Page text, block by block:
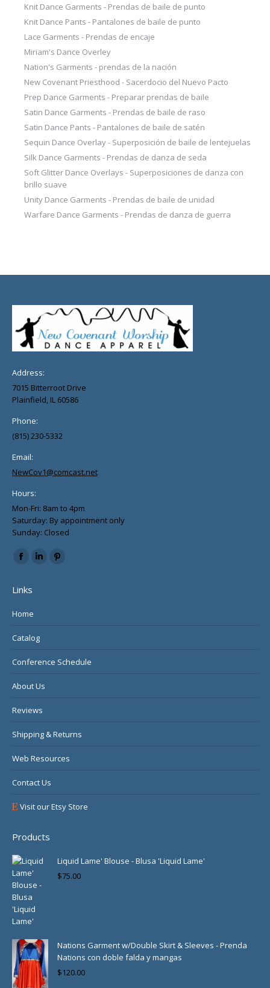
Knit Dance Garments - Prendas de baile de punto
Knit Dance Pants - Pantalones de baile de punto
Lace Garments - Prendas de encaje
Miriam's Dance Overley
Nation's Garments - prendas de la nación
New Covenant Priesthood - Sacerdocio del Nuevo Pacto
Prep Dance Garments - Preparar prendas de baile
Satin Dance Garments - Prendas de baile de raso
Satin Dance Pants - Pantalones de baile de satén
Sequin Dance Overlay - Superposición de baile de lentejuelas
Silk Dance Garments - Prendas de danza de seda
Soft Glitter Dance Overlays - Superposiciones de danza con
brillo suave
Unity Dance Garments - Prendas de baile de unidad
Warfare Dance Garments - Prendas de danza de guerra
Address:
7015 Bitterroot Drive
Plainfield, IL 60586
Phone:
(815) 230-5332
Email:
NewCov1@comcast.net
Hours:
Mon-Fri: 8am to 4pm
Saturday: By appointment only
Sunday: Closed
Find us on:
Facebook
opens
in
window
Linkedin
window
Pinterest
Links
Home
Catalog
Conference Schedule
About Us
Reviews
Shipping & Returns
Web Resources
Contact Us
Visit our Etsy Store
Products
Liquid Lame' Blouse - Blusa 'Liquid Lame'
$75.00
Nations Garment w/Double Skirt & Sleeves - Prenda
Nations con doble falda y mangas
$120.00